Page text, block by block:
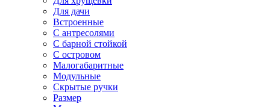
Для дачи
Встроенные
С антресолями
С барной стойкой
С островом
Малогабаритные
Модульные
Скрытые ручки
Размер